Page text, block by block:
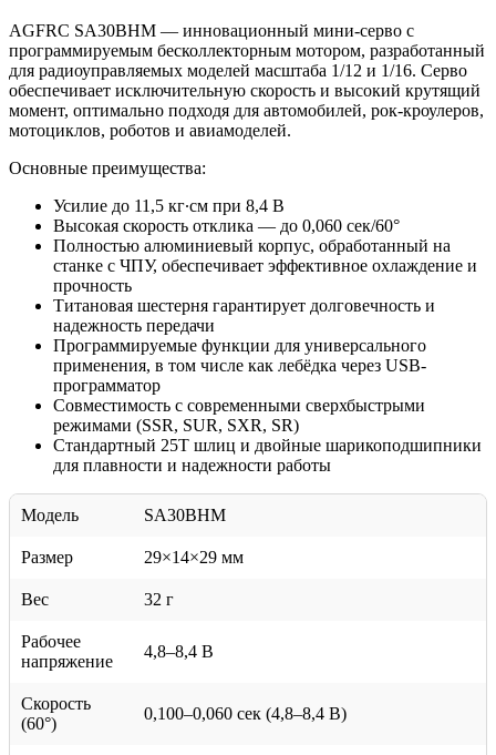
AGFRC SA30BHM — инновационный мини-серво с
программируемым бесколлекторным мотором, разработанный
для радиоуправляемых моделей масштаба 1/12 и 1/16. Серво
обеспечивает исключительную скорость и высокий крутящий
момент, оптимально подходя для автомобилей, рок-кроулеров,
мотоциклов, роботов и авиамоделей.
Основные преимущества:
Усилие до 11,5 кг∙см при 8,4 В
Высокая скорость отклика — до 0,060 сек/60°
Полностью алюминиевый корпус, обработанный на
станке с ЧПУ, обеспечивает эффективное охлаждение и
прочность
Титановая шестерня гарантирует долговечность и
надежность передачи
Программируемые функции для универсального
применения, в том числе как лебёдка через USB-
программатор
Совместимость с современными сверхбыстрыми
режимами (SSR, SUR, SXR, SR)
Стандартный 25T шлиц и двойные шарикоподшипники
для плавности и надежности работы
Модель SA30BHM
Размер 29×14×29 мм
Вес 32 г
Рабочее
напряжение
4,8–8,4 В
Скорость
(60°)
0,100–0,060 сек (4,8–8,4 В)